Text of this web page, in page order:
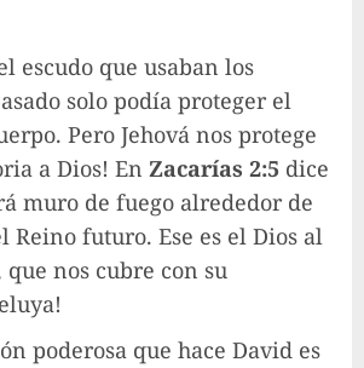
escudo que usaban los
solo podía proteger el
Pero Jehová nos protege
a Dios! En Zacarías 2:5 dice
muro de fuego alrededor de
Reino futuro. Ese es el Dios al
nos cubre con su
poderosa que hace David es